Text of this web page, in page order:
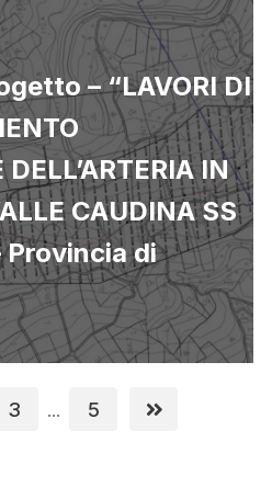
– “LAVORI DI
IN
CAUDINA SS
Provincia di
3 ... 5